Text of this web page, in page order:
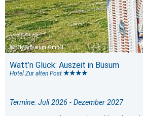
TMS Büsum GmbH
Watt’n Glück: Auszeit in Büsum
Hotel Zur alten Post
Termine: Juli 2026 - Dezember 2027